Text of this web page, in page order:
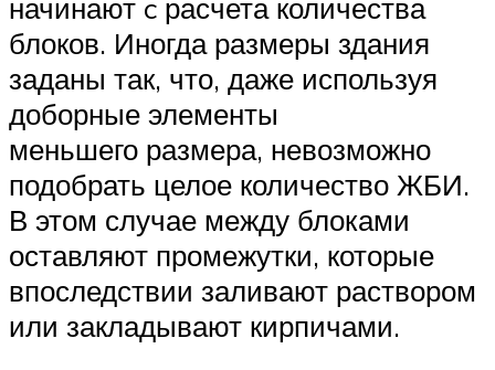
начинают c расчета количества
блоков. Иногда размеры здания
заданы так, что, даже используя
доборные элементы
меньшего размера, невозможно
подобрать целое количество ЖБИ.
В этом случае между блоками
оставляют промежутки, которые
впоследствии заливают раствором
или закладывают кирпичами.